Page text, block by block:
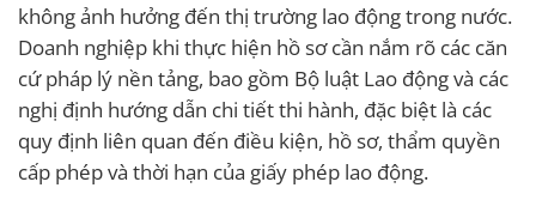
không ảnh hưởng đến thị trường lao động trong nước.
Doanh nghiệp khi thực hiện hồ sơ cần nắm rõ các căn
cứ pháp lý nền tảng, bao gồm Bộ luật Lao động và các
nghị định hướng dẫn chi tiết thi hành, đặc biệt là các
quy định liên quan đến điều kiện, hồ sơ, thẩm quyền
cấp phép và thời hạn của giấy phép lao động.